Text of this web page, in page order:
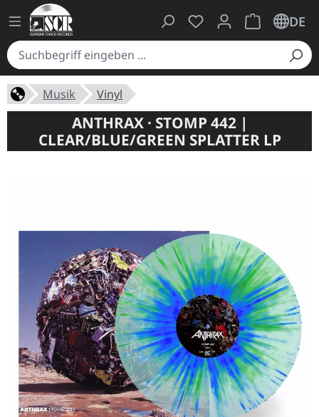
Du hast 0 Produkte
Warenkorb
DE
Musik Vinyl
ANTHRAX · STOMP 442 |
CLEAR/BLUE/GREEN SPLATTER LP